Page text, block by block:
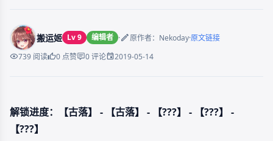
搬运姬 Lv 9 编辑者 · 原作者：Nekoday·原文链接
739 阅读
0 点赞 0 评论 2019-05-14
解锁进度：【古落】 - 【古落】 - 【???】 - 【???】 -
【???】